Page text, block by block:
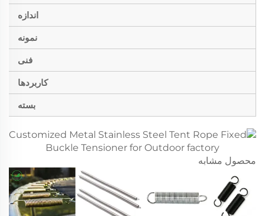
اندازه
نمونه
فنی
کاربردها
بسته
محصول مشابه